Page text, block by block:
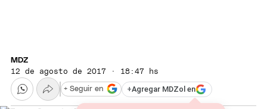
MDZ
12 de agosto de 2017 · 18:47 hs
+Agregar MDZol en
+ Seguir en